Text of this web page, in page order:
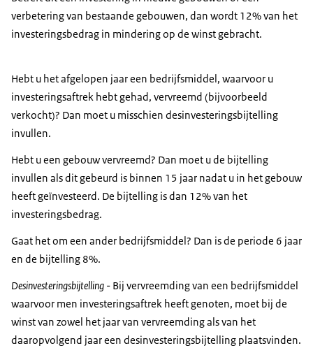
verbetering van bestaande gebouwen, dan wordt 12% van het
investeringsbedrag in mindering op de winst gebracht.
Hebt u het afgelopen jaar een bedrijfsmiddel, waarvoor u
investeringsaftrek hebt gehad, vervreemd (bijvoorbeeld
verkocht)? Dan moet u misschien desinvesteringsbijtelling
invullen.
Hebt u een gebouw vervreemd? Dan moet u de bijtelling
invullen als dit gebeurd is binnen 15 jaar nadat u in het gebouw
heeft geïnvesteerd. De bijtelling is dan 12% van het
investeringsbedrag.
Gaat het om een ander bedrijfsmiddel? Dan is de periode 6 jaar
en de bijtelling 8%.
Desinvesteringsbijtelling - Bij vervreemding van een bedrijfsmiddel
waarvoor men investeringsaftrek heeft genoten, moet bij de
winst van zowel het jaar van vervreemding als van het
daaropvolgend jaar een desinvesteringsbijtelling plaatsvinden.